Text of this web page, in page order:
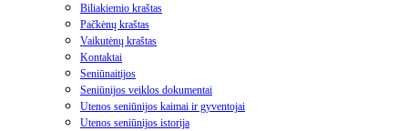
Biliakiemio kraštas
Pačkėnų kraštas
Vaikutėnų kraštas
Kontaktai
Seniūnaitijos
Seniūnijos veiklos dokumentai
Utenos seniūnijos kaimai ir gyventojai
Utenos seniūnijos istorija